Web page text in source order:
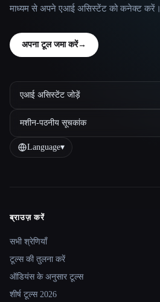
माध्यम से अपने एआई असिस्टेंट को कनेक्ट करें।
अपना टूल जमा करें→
एआई असिस्टेंट जोड़ें
मशीन-पठनीय सूचकांक
Language▾
Site navigation
ब्राउज़ करें
सभी श्रेणियाँ
टूल्स की तुलना करें
ऑडियंस के अनुसार टूल्स
शीर्ष टूल्स 2026